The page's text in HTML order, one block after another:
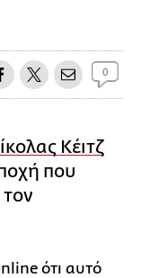
0
Κέιτζ
που
ότι αυτό